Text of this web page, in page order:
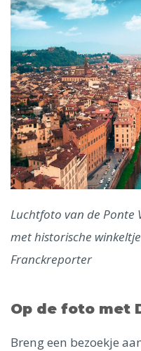
Luchtfoto van de Ponte
met historische
Franckreporter
Op de foto met
Breng een bezoekje